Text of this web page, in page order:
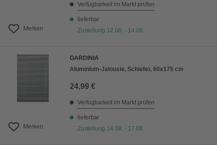
Merken
Verfügbarkeit im Markt prüfen
lieferbar
Zustellung 12.08. - 14.08.
Merken
GARDINIA
Aluminium-Jalousie, Schiefer, 60x175 cm
24,99 €
Verfügbarkeit im Markt prüfen
lieferbar
Zustellung 14.08. - 17.08.